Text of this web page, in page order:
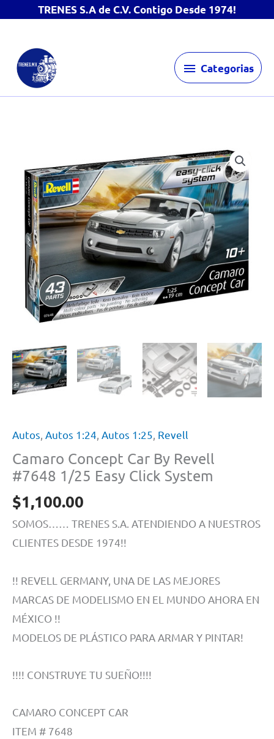
TRENES S.A de C.V. Contigo Desde 1974!
contenido
Categorias
Categorias
Autos Autos 1:24 Autos 1:25 Revell
Camaro Concept Car By Revell
#7648 1/25 Easy Click System
$1,100.00
SOMOS…… TRENES S.A. ATENDIENDO A NUESTROS
CLIENTES DESDE 1974!!
!! REVELL GERMANY, UNA DE LAS MEJORES
MARCAS DE MODELISMO EN EL MUNDO AHORA EN
MÉXICO !!
MODELOS DE PLÁSTICO PARA ARMAR Y PINTAR!
!!!! CONSTRUYE TU SUEÑO!!!!
CAMARO CONCEPT CAR
ITEM # 7648